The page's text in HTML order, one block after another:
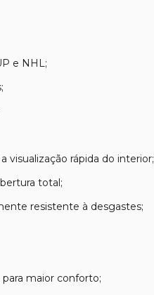
e NHL;
visualização rápida do interior;
total;
resistente à desgastes;
maior conforto;